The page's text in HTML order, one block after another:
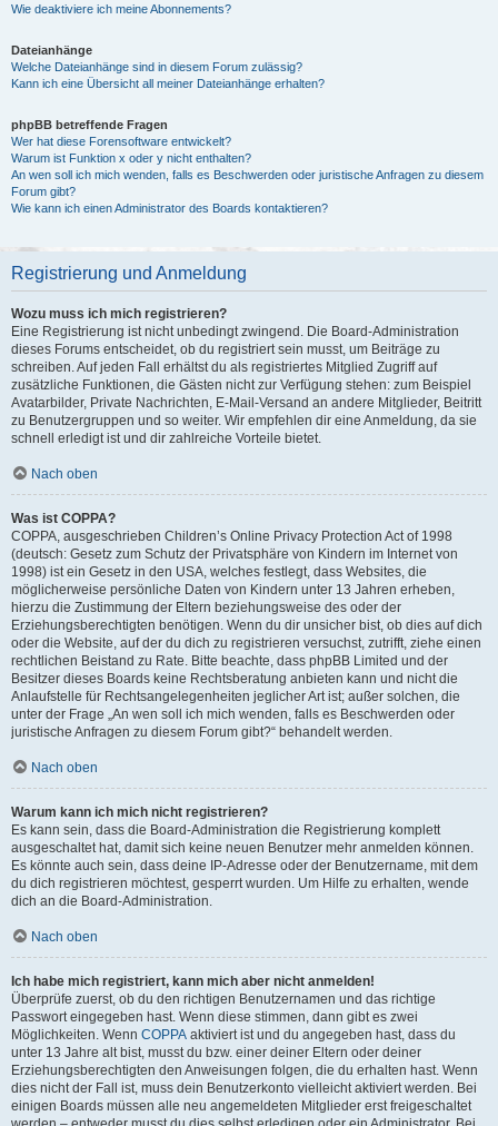
Wie deaktiviere ich meine Abonnements?
Dateianhänge
Welche Dateianhänge sind in diesem Forum zulässig?
Kann ich eine Übersicht all meiner Dateianhänge erhalten?
phpBB betreffende Fragen
Wer hat diese Forensoftware entwickelt?
Warum ist Funktion x oder y nicht enthalten?
An wen soll ich mich wenden, falls es Beschwerden oder juristische Anfragen zu diesem
Forum gibt?
Wie kann ich einen Administrator des Boards kontaktieren?
Registrierung und Anmeldung
Wozu muss ich mich registrieren?
Eine Registrierung ist nicht unbedingt zwingend. Die Board-Administration
dieses Forums entscheidet, ob du registriert sein musst, um Beiträge zu
schreiben. Auf jeden Fall erhältst du als registriertes Mitglied Zugriff auf
zusätzliche Funktionen, die Gästen nicht zur Verfügung stehen: zum Beispiel
Avatarbilder, Private Nachrichten, E-Mail-Versand an andere Mitglieder, Beitritt
zu Benutzergruppen und so weiter. Wir empfehlen dir eine Anmeldung, da sie
schnell erledigt ist und dir zahlreiche Vorteile bietet.
Nach oben
Was ist COPPA?
COPPA, ausgeschrieben Children’s Online Privacy Protection Act of 1998
(deutsch: Gesetz zum Schutz der Privatsphäre von Kindern im Internet von
1998) ist ein Gesetz in den USA, welches festlegt, dass Websites, die
möglicherweise persönliche Daten von Kindern unter 13 Jahren erheben,
hierzu die Zustimmung der Eltern beziehungsweise des oder der
Erziehungsberechtigten benötigen. Wenn du dir unsicher bist, ob dies auf dich
oder die Website, auf der du dich zu registrieren versuchst, zutrifft, ziehe einen
rechtlichen Beistand zu Rate. Bitte beachte, dass phpBB Limited und der
Besitzer dieses Boards keine Rechtsberatung anbieten kann und nicht die
Anlaufstelle für Rechtsangelegenheiten jeglicher Art ist; außer solchen, die
unter der Frage „An wen soll ich mich wenden, falls es Beschwerden oder
juristische Anfragen zu diesem Forum gibt?“ behandelt werden.
Nach oben
Warum kann ich mich nicht registrieren?
Es kann sein, dass die Board-Administration die Registrierung komplett
ausgeschaltet hat, damit sich keine neuen Benutzer mehr anmelden können.
Es könnte auch sein, dass deine IP-Adresse oder der Benutzername, mit dem
du dich registrieren möchtest, gesperrt wurden. Um Hilfe zu erhalten, wende
dich an die Board-Administration.
Nach oben
Ich habe mich registriert, kann mich aber nicht anmelden!
Überprüfe zuerst, ob du den richtigen Benutzernamen und das richtige
Passwort eingegeben hast. Wenn diese stimmen, dann gibt es zwei
Möglichkeiten. Wenn COPPA aktiviert ist und du angegeben hast, dass du
unter 13 Jahre alt bist, musst du bzw. einer deiner Eltern oder deiner
Erziehungsberechtigten den Anweisungen folgen, die du erhalten hast. Wenn
dies nicht der Fall ist, muss dein Benutzerkonto vielleicht aktiviert werden. Bei
einigen Boards müssen alle neu angemeldeten Mitglieder erst freigeschaltet